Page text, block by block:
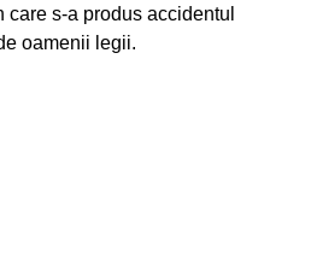
s-a produs accidentul
oamenii legii.